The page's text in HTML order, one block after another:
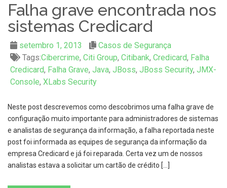
Falha grave encontrada nos
sistemas Credicard
setembro 1, 2013
Casos de Segurança
Tags:Cibercrime, Citi Group, Citibank, Credicard, Falha
Credicard, Falha Grave, Java, JBoss, JBoss Security, JMX-
Console, XLabs Security
Neste post descrevemos como descobrimos uma falha grave de
configuração muito importante para administradores de sistemas
e analistas de segurança da informação, a falha reportada neste
post foi informada as equipes de segurança da informação da
empresa Credicard e já foi reparada. Certa vez um de nossos
analistas estava a solicitar um cartão de crédito […]